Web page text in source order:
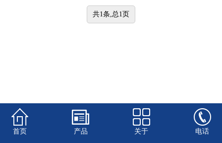
共1条,总1页
首页 产品 关于 电话